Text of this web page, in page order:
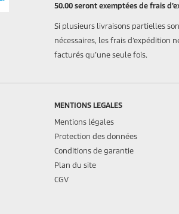
50.00 seront exemptées de frais
Si plusieurs livraisons partielles
nécessaires, les frais d’expédition
facturés qu’une seule fois.
MENTIONS LEGALES
Mentions légales
Protection des données
Conditions de garantie
Plan du site
CGV